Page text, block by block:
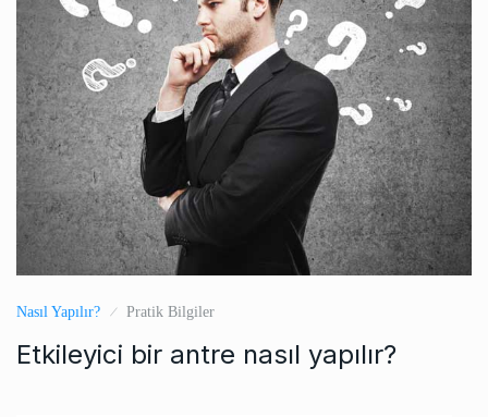
Nasıl Yapılır? Pratik Bilgiler
Etkileyici bir antre nasıl yapılır?